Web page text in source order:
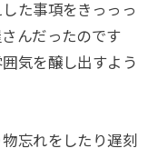
た事項をきっっっ
んだったのです
気を醸し出すよう
忘れをしたり遅刻